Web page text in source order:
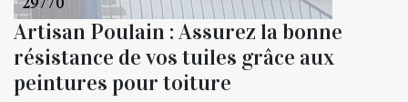
Artisan Poulain : Assurez la bonne
résistance de vos tuiles grâce aux
peintures pour toiture